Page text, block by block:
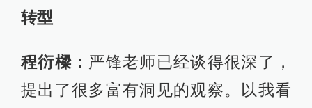
转型
程衍樑： 严锋老师已经谈得很深了，
提出了很多富有洞见的观察。以我看